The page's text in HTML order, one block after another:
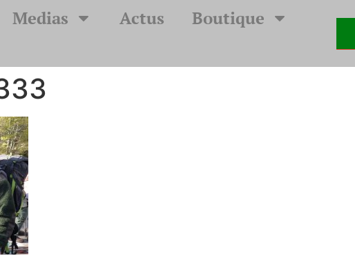
Medias Actus
Boutique